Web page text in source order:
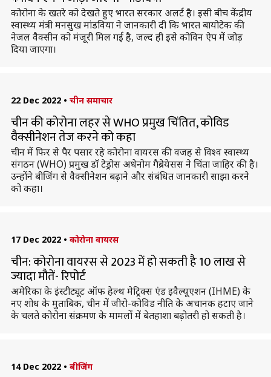
कोरोना के खतरे को देखते हुए भारत सरकार अलर्ट है। इसी बीच केंद्रीय
स्वास्थ्य मंत्री मनसुख मांडविया ने जानकारी दी कि भारत बायोटेक की
नेजल वैक्सीन को मंजूरी मिल गई है, जल्द ही इसे कोविन ऐप में जोड़
दिया जाएगा।
22 Dec 2022 • चीन समाचार
चीन की कोरोना लहर से WHO प्रमुख चिंतित, कोविड
वैक्सीनेशन तेज करने को कहा
चीन में फिर से पैर पसार रहे कोरोना वायरस की वजह से विश्व स्वास्थ्य
संगठन (WHO) प्रमुख डॉ टेड्रोस अधेनोम गैब्रेयेसस ने चिंता जाहिर की है।
उन्होंने बीजिंग से वैक्सीनेशन बढ़ाने और संबंधित जानकारी साझा करने
को कहा।
17 Dec 2022 • कोरोना वायरस
चीन: कोरोना वायरस से 2023 में हो सकती है 10 लाख से
ज्यादा मौतें- रिपोर्ट
अमेरिका के इंस्टीट्यूट ऑफ हेल्थ मेट्रिक्स एंड इवैल्यूएशन (IHME) के
नए शोध के मुताबिक, चीन में जीरो-कोविड नीति के अचानक हटाए जाने
के चलते कोरोना संक्रमण के मामलों में बेतहाशा बढ़ोतरी हो सकती है।
14 Dec 2022 • बीजिंग